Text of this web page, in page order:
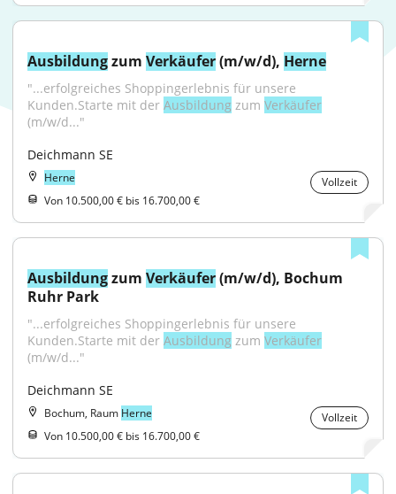
Ausbildung zum Verkäufer (m/w/d), Herne
"...erfolgreiches Shoppingerlebnis für unsere
Kunden.Starte mit der Ausbildung zum Verkäufer
(m/w/d..."
Deichmann SE
Herne
Vollzeit
Von 10.500,00 € bis 16.700,00 €
Ausbildung zum Verkäufer (m/w/d), Bochum
Ruhr Park
"...erfolgreiches Shoppingerlebnis für unsere
Kunden.Starte mit der Ausbildung zum Verkäufer
(m/w/d..."
Deichmann SE
Bochum, Raum Herne
Vollzeit
Von 10.500,00 € bis 16.700,00 €